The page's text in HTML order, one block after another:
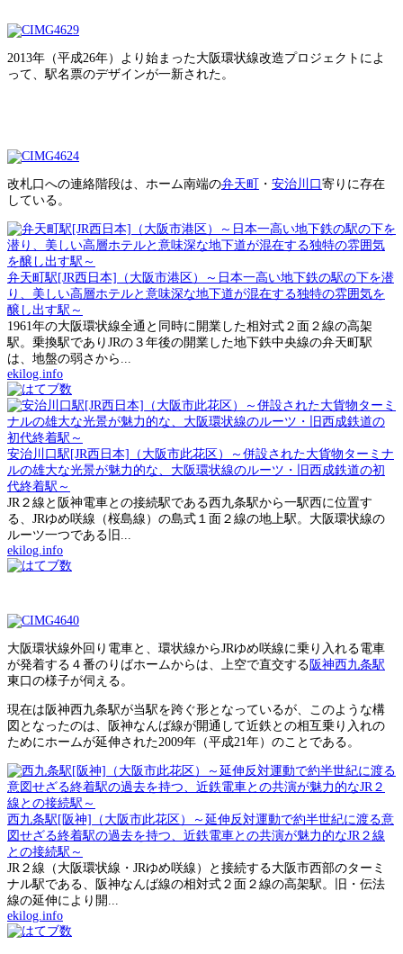
2013年（平成26年）より始まった大阪環状線改造プロジェクトによ
って、駅名票のデザインが一新された。
改札口への連絡階段は、ホーム南端の弁天町 ・ 安治川口 寄りに存在
している。
弁天町駅[JR西日本]（大阪市港区）～日本一高い地下鉄の駅の下を潜
り、美しい高層ホテルと意味深な地下道が混在する独特の雰囲気を
醸し出す駅～
1961年の大阪環状線全通と同時に開業した相対式２面２線の高架
駅。乗換駅でありJRの３年後の開業した地下鉄中央線の弁天町駅
は、地盤の弱さから...
ekilog.info
安治川口駅[JR西日本]（大阪市此花区）～併設された大貨物ターミナ
ルの雄大な光景が魅力的な、大阪環状線のルーツ・旧西成鉄道の初
代終着駅～
JR２線と阪神電車との接続駅である西九条駅から一駅西に位置す
る、JRゆめ咲線（桜島線）の島式１面２線の地上駅。大阪環状線の
ルーツ一つである旧...
ekilog.info
大阪環状線外回り電車と、環状線からJRゆめ咲線に乗り入れる電車
が発着する４番のりばホームからは、上空で直交する 阪神西九条駅
東口の様子が伺える。
現在は阪神西九条駅が当駅を跨ぐ形となっているが、このような構
図となったのは、阪神なんば線が開通して近鉄との相互乗り入れの
ためにホームが延伸された2009年（平成21年）のことである。
西九条駅[阪神]（大阪市此花区）～延伸反対運動で約半世紀に渡る意
図せざる終着駅の過去を持つ、近鉄電車との共演が魅力的なJR２線
との接続駅～
JR２線（大阪環状線・JRゆめ咲線）と接続する大阪市西部のターミ
ナル駅である、阪神なんば線の相対式２面２線の高架駅。旧・伝法
線の延伸により開...
ekilog.info